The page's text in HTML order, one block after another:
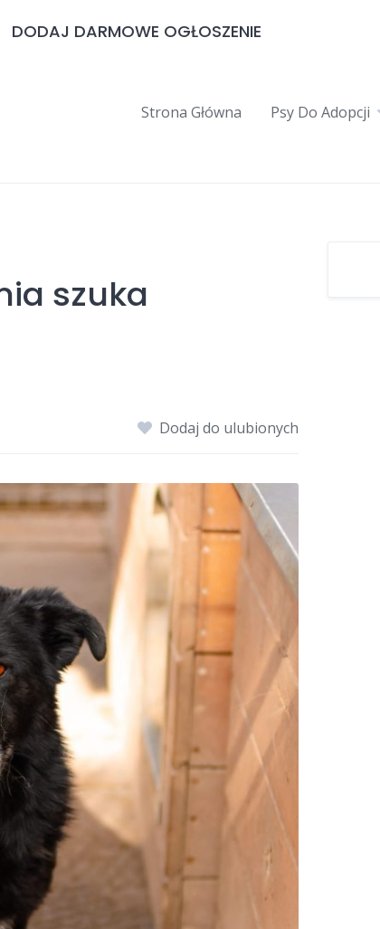
DODAJ DARMOWE OGŁOSZENIE
Strona Główna Psy Do Adopcji
szuka
Dodaj do ulubionych